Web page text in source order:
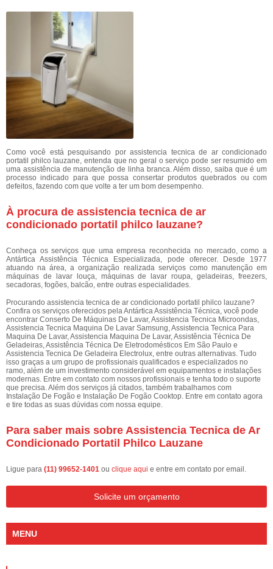
Como você está pesquisando por assistencia tecnica de ar condicionado
portatil philco lauzane, entenda que no geral o serviço pode ser resumido em
uma assistência de manutenção de linha branca. Além disso, saiba que é um
processo indicado para que possa consertar produtos quebrados ou com
defeitos, fazendo com que volte a ter um bom desempenho.
À procura de assistencia tecnica de ar
condicionado portatil philco lauzane?
Conheça os serviços que uma empresa reconhecida no mercado, como a
Antártica Assistência Técnica Especializada, pode oferecer. Desde 1977
atuando na área, a organização realizada serviços como manutenção em
máquinas de lavar louça, máquinas de lavar roupa, geladeiras, freezers,
secadoras, fogões, balcão, entre outras especialidades.
Procurando assistencia tecnica de ar condicionado portatil philco lauzane?
Confira os serviços oferecidos pela Antártica Assistência Técnica, você pode
encontrar Conserto De Máquinas De Lavar, Assistencia Tecnica Microondas,
Assistencia Tecnica Maquina De Lavar Samsung, Assistencia Tecnica Para
Maquina De Lavar, Assistencia Maquina De Lavar, Assistência Técnica De
Geladeiras, Assistência Técnica De Eletrodomésticos Em São Paulo e
Assistencia Tecnica De Geladeira Electrolux, entre outras alternativas. Tudo
isso graças a um grupo de profissionais qualificados e especializados no
ramo, além de um investimento considerável em equipamentos e instalações
modernas. Entre em contato com nossos profissionais e tenha todo o suporte
que precisa. Além dos serviços já citados, também trabalhamos com
Instalação De Fogão e Instalação De Fogão Cooktop. Entre em contato agora
e tire todas as suas dúvidas com nossa equipe.
Para saber mais sobre Assistencia Tecnica de Ar
Condicionado Portatil Philco Lauzane
Ligue para (11) 99652-1401 ou clique aqui e entre em contato por email.
Solicite um orçamento
MENU